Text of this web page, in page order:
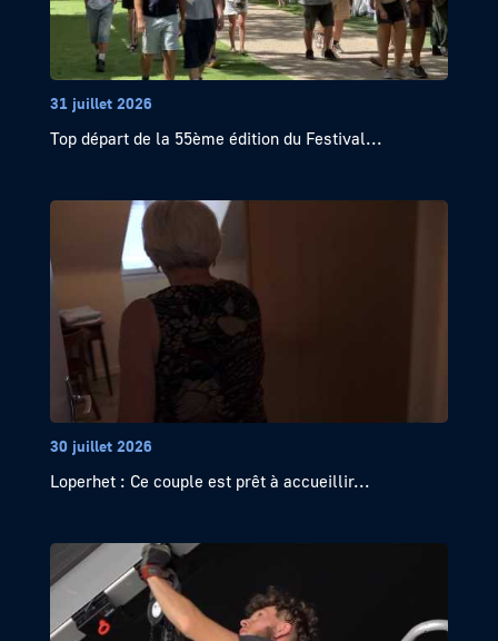
31 juillet 2026
Top départ de la 55ème édition du Festival...
30 juillet 2026
Loperhet : Ce couple est prêt à accueillir...